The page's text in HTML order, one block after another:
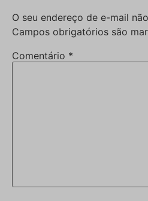
O seu endereço de e-mail
Campos obrigatórios são
Comentário *